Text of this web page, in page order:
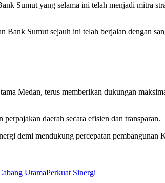
Sumut yang selama ini telah menjadi mitra
Sumut sejauh ini telah berjalan dengan
Medan, terus memberikan dukungan
daerah secara efisien dan transparan.
demi mendukung percepatan
UtamaPerkuat Sinergi